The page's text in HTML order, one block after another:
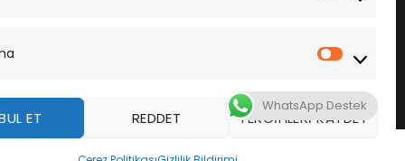
ET REDDET TERCIHLERI KAYDET
WhatsApp Destek